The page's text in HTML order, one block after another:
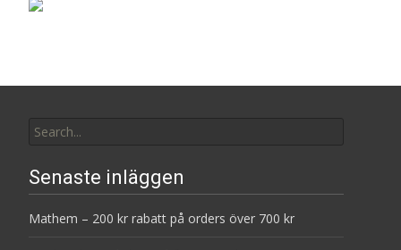
for:
Senaste inläggen
Mathem – 200 kr rabatt på orders över 700 kr